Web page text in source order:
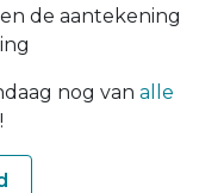
de aantekening
nog van alle
!